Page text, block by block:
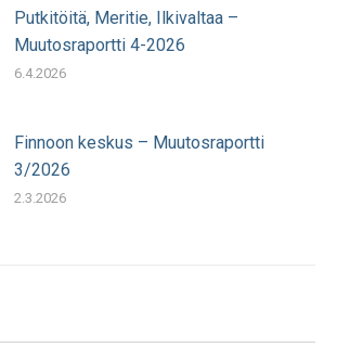
Putkitöitä, Meritie, Ilkivaltaa –
Muutosraportti 4-2026
6.4.2026
Finnoon keskus – Muutosraportti
3/2026
2.3.2026